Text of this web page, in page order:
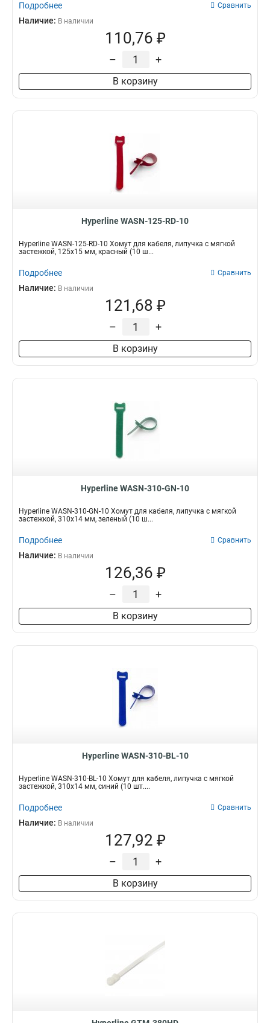
Подробнее Сравнить
Наличие: В наличии
110,76 ₽
– +
В корзину
Hyperline WASN-125-RD-10
Hyperline WASN-125-RD-10 Хомут для кабеля, липучка с мягкой
застежкой, 125x15 мм, красный (10 ш...
Подробнее Сравнить
Наличие: В наличии
121,68 ₽
– +
В корзину
Hyperline WASN-310-GN-10
Hyperline WASN-310-GN-10 Хомут для кабеля, липучка с мягкой
застежкой, 310x14 мм, зеленый (10 ш...
Подробнее Сравнить
Наличие: В наличии
126,36 ₽
– +
В корзину
Hyperline WASN-310-BL-10
Hyperline WASN-310-BL-10 Хомут для кабеля, липучка с мягкой
застежкой, 310x14 мм, синий (10 шт....
Подробнее Сравнить
Наличие: В наличии
127,92 ₽
– +
В корзину